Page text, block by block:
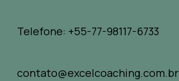
Telefone: +55-77-98117-6733
contato@excelcoaching.com.br